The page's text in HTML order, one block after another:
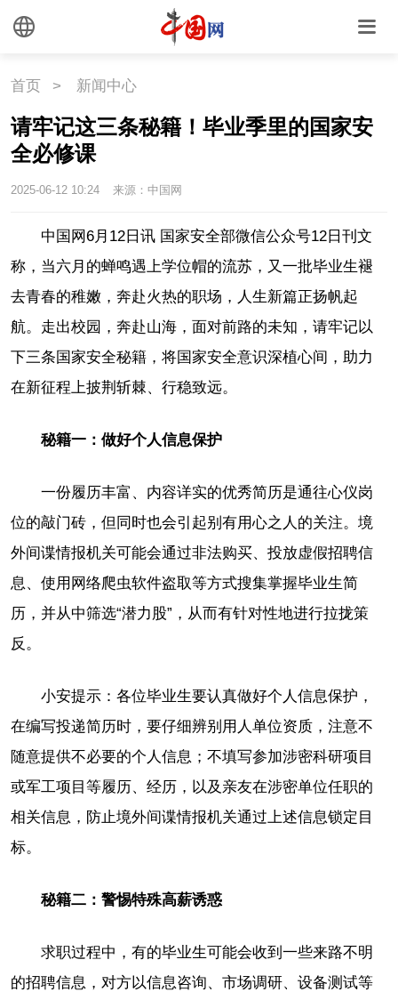
首页 > 新闻中心
请牢记这三条秘籍！毕业季里的国家安
全必修课
2025-06-12 10:24 来源：中国网
中国网6月12日讯 国家安全部微信公众号12日刊文
称， 当六月的蝉鸣遇上学位帽的流苏，又一批毕业生褪
去青春的稚嫩，奔赴火热的职场，人生新篇正扬帆起
航。走出校园，奔赴山海，面对前路的未知，请牢记以
下三条国家安全秘籍，将国家安全意识深植心间，助力
在新征程上披荆斩棘、行稳致远。
秘籍一：做好个人信息保护
一份履历丰富、内容详实的优秀简历是通往心仪岗
位的敲门砖，但同时也会引起别有用心之人的关注。境
外间谍情报机关可能会通过非法购买、投放虚假招聘信
息、使用网络爬虫软件盗取等方式搜集掌握毕业生简
历，并从中筛选“潜力股”，从而有针对性地进行拉拢策
反。
小安提示：各位毕业生要认真做好个人信息保护，
在编写投递简历时，要仔细辨别用人单位资质，注意不
随意提供不必要的个人信息；不填写参加涉密科研项目
或军工项目等履历、经历，以及亲友在涉密单位任职的
相关信息，防止境外间谍情报机关通过上述信息锁定目
标。
秘籍二：警惕特殊高薪诱惑
求职过程中，有的毕业生可能会收到一些来路不明
的招聘信息，对方以信息咨询、市场调研、设备测试等